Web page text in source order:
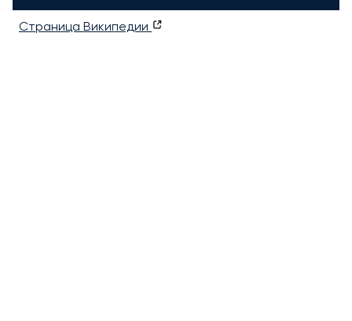
Страница Википедии